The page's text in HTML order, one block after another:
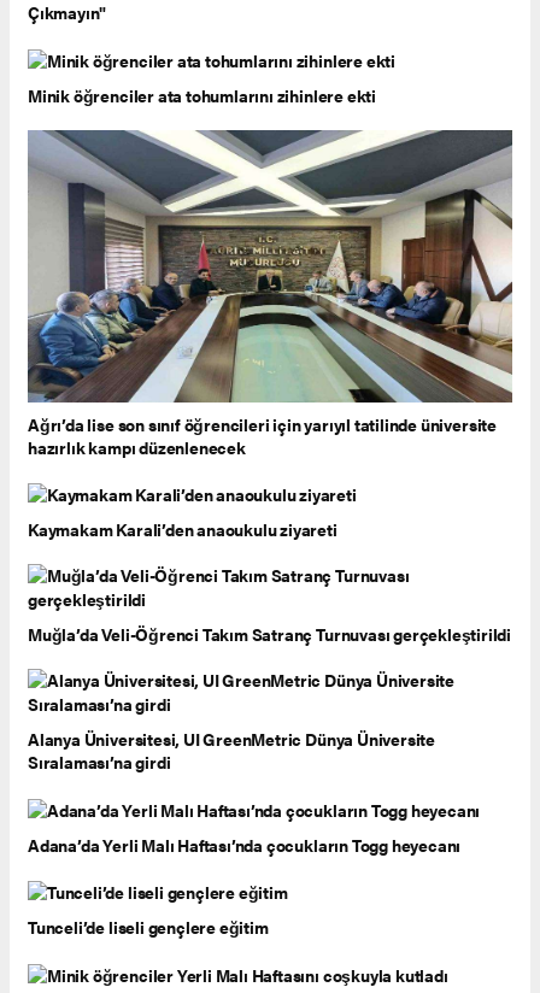
Çıkmayın"
Minik öğrenciler ata tohumlarını zihinlere ekti
Ağrı’da lise son sınıf öğrencileri için yarıyıl tatilinde üniversite
hazırlık kampı düzenlenecek
Kaymakam Karali’den anaoukulu ziyareti
Muğla’da Veli-Öğrenci Takım Satranç Turnuvası gerçekleştirildi
Alanya Üniversitesi, UI GreenMetric Dünya Üniversite
Sıralaması’na girdi
Adana’da Yerli Malı Haftası’nda çocukların Togg heyecanı
Tunceli’de liseli gençlere eğitim